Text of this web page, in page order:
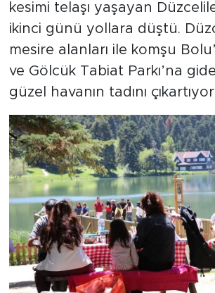
kesimi telaşı yaşayan
ikinci günü yollara düştü.
mesire alanları ile komşu
ve Gölcük Tabiat Parkı’na
güzel havanın tadını